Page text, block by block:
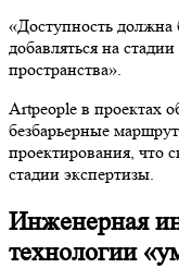
«Доступность
добавляться на
пространства».
Artpeople в проектах
безбарьерные
проектирования, что
стадии экспертизы.
Инженерная
технологии